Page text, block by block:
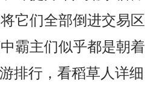
它们全部倒进交易
霸主们似乎都是朝
排行，看稻草人详